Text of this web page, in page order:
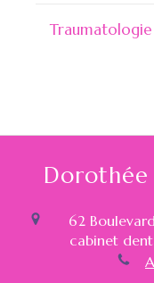
Traumatologie
Dorothée
62
cabinet